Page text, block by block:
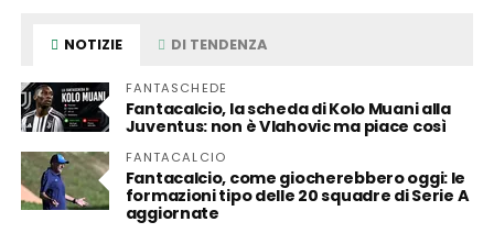
NOTIZIE DI TENDENZA
FANTASCHEDE
Fantacalcio, la scheda di Kolo Muani alla
Juventus: non è Vlahovic ma piace così
FANTACALCIO
Fantacalcio, come giocherebbero oggi: le
formazioni tipo delle 20 squadre di Serie A
aggiornate